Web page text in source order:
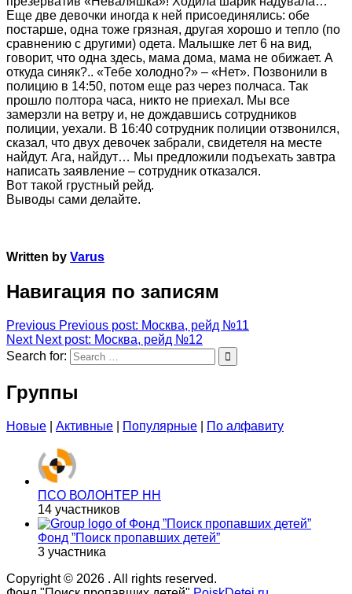
Еще две девочки иногда к ней присоединялись: обе
постарше, одна тоже грязная, другая хорошо и тепло (по
сравнению с другими) одета. Малышке лет 6 на вид,
говорит, что одна здесь, мама дома, мама не обижает. А
откуда синяк?.. «Тебе холодно?» – «Нет». Позвонили в
полицию в 14:50, потом еще раз через полчаса. Так
прошло полтора часа, никто не приехал. Мы все
замерзли на ветру и, не дождавшись сотрудников
полиции, уехали. В 16:40 сотрудник полиции отзвонился,
сказал, что двух девочек забрали, свидетеля на месте
найдут. Ага, найдут… Мы предложили подъехать завтра
написать заявление – сотрудник отказался.
Вот такой грустный рейд.
Выводы сами делайте.
Written by Varus
Навигация по записям
Previous Previous post: Москва, рейд №11
Next Next post: Москва, рейд №12
Search for:
Группы
Новые Активные Популярные По алфавиту
ПСО ВОЛОНТЕР НН
14 участников
Фонд ”Поиск пропавших детей”
3 участника
Copyright © 2026 . All rights reserved.